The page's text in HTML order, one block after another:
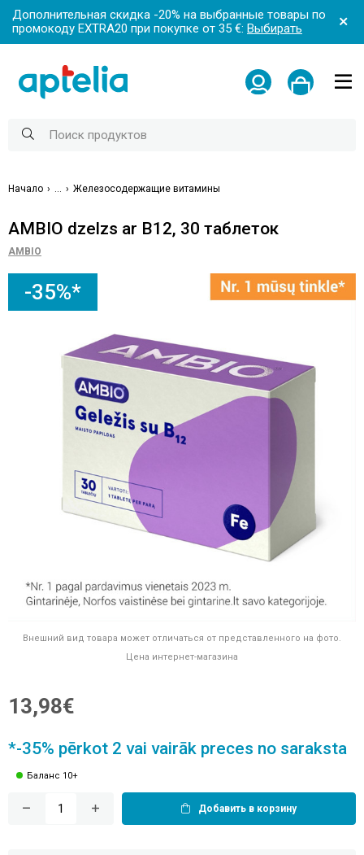
Дополнительная скидка -20% на выбранные товары по
промокоду EXTRA20 при покупке от 35 €: Выбирать
Начало Железосодержащие витамины
AMBIO dzelzs ar B12, 30 таблеток
AMBIO
-35%*
Внешний вид товара может отличаться от представленного на фото.
Цена интернет-магазина
13,98€
*-35% pērkot 2 vai vairāk preces no saraksta
Баланс 10+
Добавить в корзину